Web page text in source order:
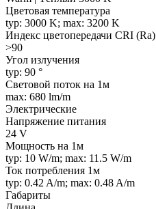
Цветовая температура
typ: 3000 K; max: 3200 K
Индекс цветопередачи CRI (Ra)
>90
Угол излучения
typ: 90 °
Световой поток на 1м
max: 680 lm/m
Электрические
Напряжение питания
24 V
Мощность на 1м
typ: 10 W/m; max: 11.5 W/m
Ток потребления 1м
typ: 0.42 A/m; max: 0.48 A/m
Габариты